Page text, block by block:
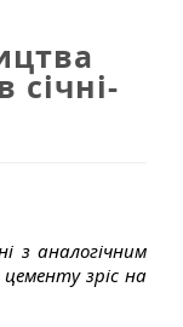
січні-
з аналогічним
зріс на